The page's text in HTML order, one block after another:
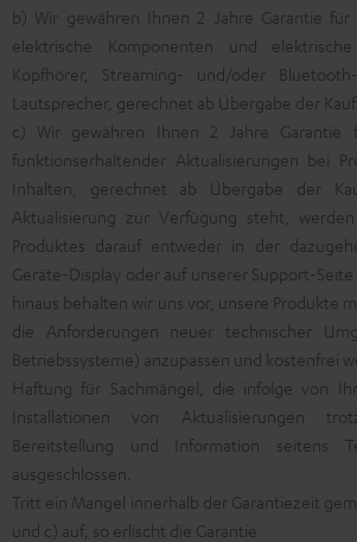
b) Wir gewähren Ihnen 2 Jahre Garantie für
elektrische Komponenten und elektrische
Kopfhörer, Streaming- und/oder
Lautsprecher, gerechnet ab Übergabe der
c) Wir gewähren Ihnen 2 Jahre Garantie
funktionserhaltender Aktualisierungen bei
Inhalten, gerechnet ab Übergabe der
Aktualisierung zur Verfügung steht,
Produktes darauf entweder in der
Geräte-Display oder auf unserer Support-Seite
hinaus behalten wir uns vor, unsere Produkte
die Anforderungen neuer technischer
Betriebssysteme) anzupassen und kostenfrei
Haftung für Sachmängel, die infolge von
Installationen von Aktualisierungen
Bereitstellung und Information seitens
ausgeschlossen.
Tritt ein Mangel innerhalb der Garantiezeit
und c) auf, so erlischt die Garantie